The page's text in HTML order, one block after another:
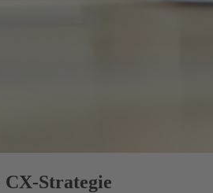
Strategie